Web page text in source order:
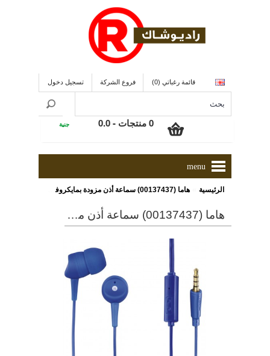
قائمة رغباتي (0) فروع الشركة تسجيل دخول
0 منتجات - 0.0 جنية
menu
الرئيسية هاما (00137437) سماعة أذن مزودة بمايكروفون, ذات لون أزرق
هاما (00137437) سماعة أذن مزودة بمايكروفون, ذات لون أزرق